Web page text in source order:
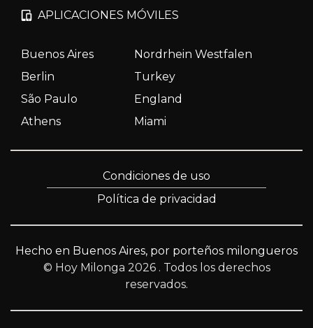
APLICACIONES MÓVILES
Buenos Aires
Nordrhein Westfalen
Berlin
Turkey
São Paulo
England
Athens
Miami
Condiciones de uso
Política de privacidad
Hecho en Buenos Aires, por porteños milongueros
© Hoy Milonga 2026 . Todos los derechos
reservados.